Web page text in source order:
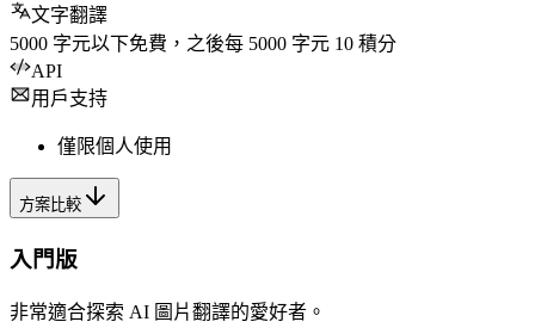
文字翻譯
5000 字元以下免費，之後每 5000 字元 10 積分
API
用戶支持
僅限個人使用
方案比較
入門版
非常適合探索 AI 圖片翻譯的愛好者。